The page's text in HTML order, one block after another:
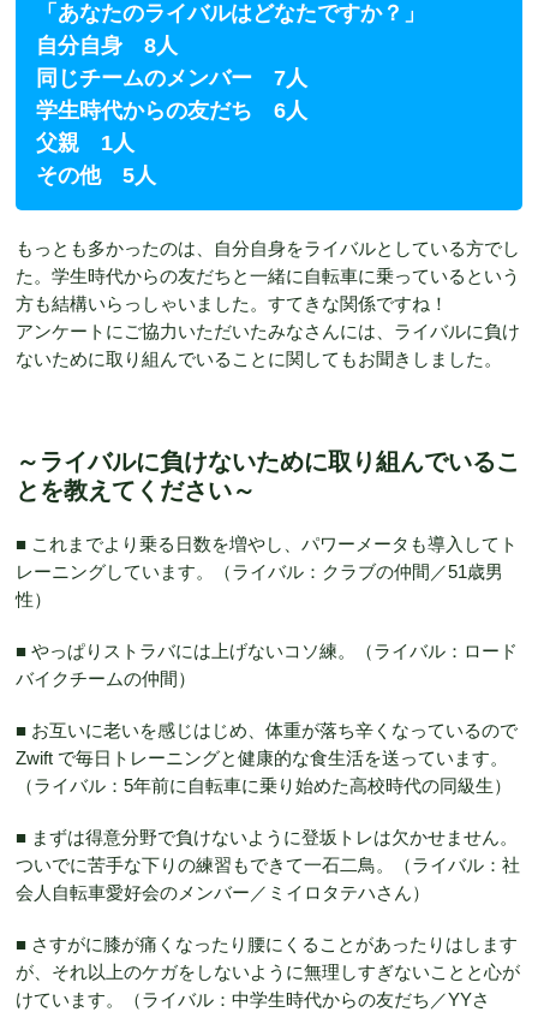
「あなたのライバルはどなたですか？」
自分自身 8人
同じチームのメンバー 7人
学生時代からの友だち 6人
父親 1人
その他 5人
もっとも多かったのは、自分自身をライバルとしている方でし
た。学生時代からの友だちと一緒に自転車に乗っているという
方も結構いらっしゃいました。すてきな関係ですね！
アンケートにご協力いただいたみなさんには、ライバルに負け
ないために取り組んでいることに関してもお聞きしました。
～ライバルに負けないために取り組んでいるこ
とを教えてください～
■ これまでより乗る日数を増やし、パワーメータも導入してト
レーニングしています。（ライバル：クラブの仲間／51歳男
性）
■ やっぱりストラバには上げないコソ練。（ライバル：ロード
バイクチームの仲間）
■ お互いに老いを感じはじめ、体重が落ち辛くなっているので
Zwift で毎日トレーニングと健康的な食生活を送っています。
（ライバル：5年前に自転車に乗り始めた高校時代の同級生）
■ まずは得意分野で負けないように登坂トレは欠かせません。
ついでに苦手な下りの練習もできて一石二鳥。（ライバル：社
会人自転車愛好会のメンバー／ミイロタテハさん）
■ さすがに膝が痛くなったり腰にくることがあったりはします
が、それ以上のケガをしないように無理しすぎないことと心が
けています。（ライバル：中学生時代からの友だち／YYさ